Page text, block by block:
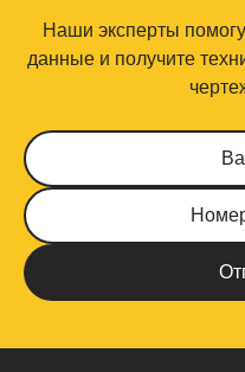
Наши эксперты
данные и получите